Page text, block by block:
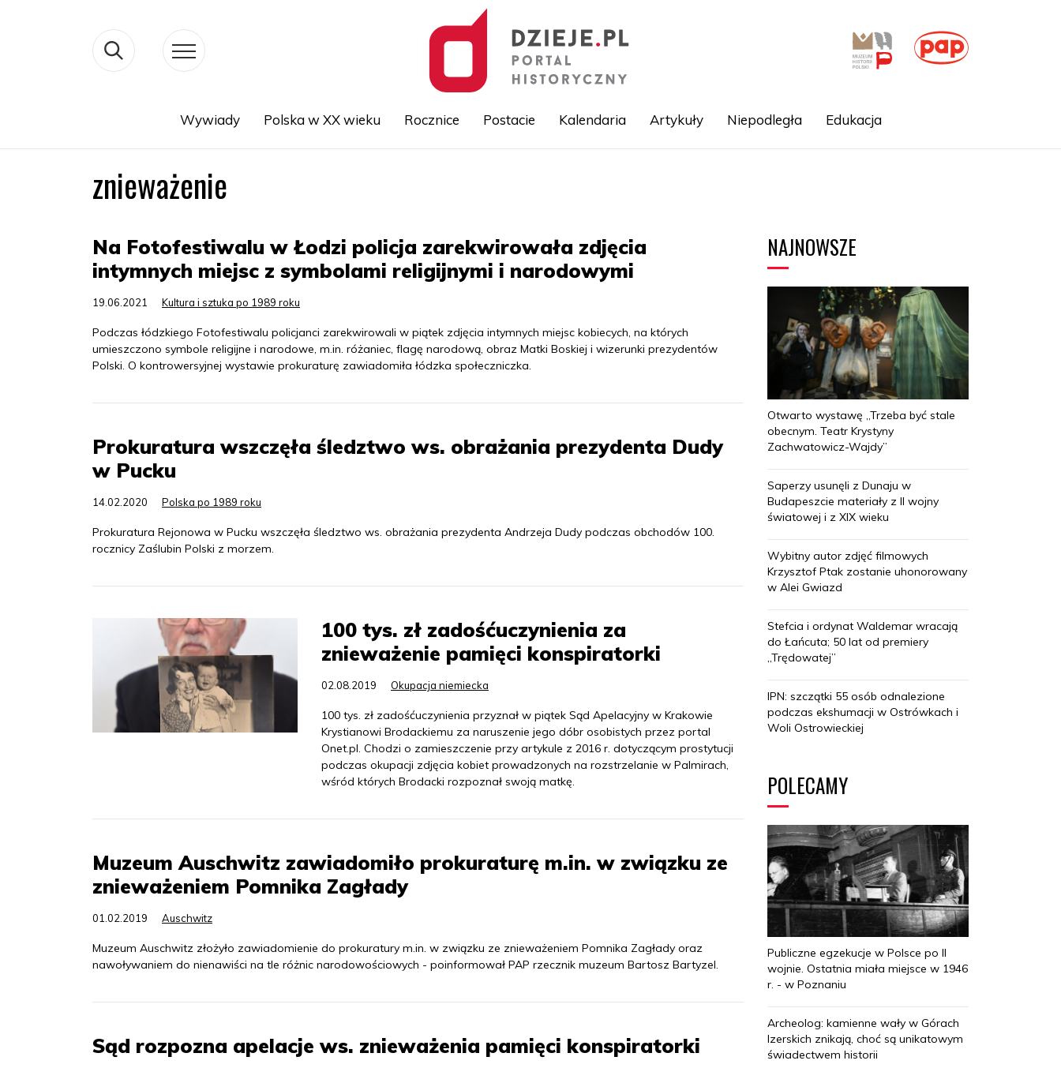
Wywiady Polska w XX wieku Rocznice Postacie Kalendaria Artykuły Niepodległa Edukacja
znieważenie
Na Fotofestiwalu w Łodzi policja zarekwirowała zdjęcia
intymnych miejsc z symbolami religijnymi i narodowymi
19.06.2021 Kultura i sztuka po 1989 roku
Podczas łódzkiego Fotofestiwalu policjanci zarekwirowali w piątek zdjęcia intymnych miejsc kobiecych, na których
umieszczono symbole religijne i narodowe, m.in. różaniec, flagę narodową, obraz Matki Boskiej i wizerunki prezydentów
Polski. O kontrowersyjnej wystawie prokuraturę zawiadomiła łódzka społeczniczka.
Prokuratura wszczęła śledztwo ws. obrażania prezydenta Dudy
w Pucku
14.02.2020 Polska po 1989 roku
Prokuratura Rejonowa w Pucku wszczęła śledztwo ws. obrażania prezydenta Andrzeja Dudy podczas obchodów 100.
rocznicy Zaślubin Polski z morzem.
100 tys. zł zadośćuczynienia za
znieważenie pamięci konspiratorki
02.08.2019 Okupacja niemiecka
100 tys. zł zadośćuczynienia przyznał w piątek Sąd Apelacyjny w Krakowie
Krystianowi Brodackiemu za naruszenie jego dóbr osobistych przez portal
Onet.pl. Chodzi o zamieszczenie przy artykule z 2016 r. dotyczącym prostytucji
podczas okupacji zdjęcia kobiet prowadzonych na rozstrzelanie w Palmirach,
wśród których Brodacki rozpoznał swoją matkę.
Muzeum Auschwitz zawiadomiło prokuraturę m.in. w związku ze
znieważeniem Pomnika Zagłady
01.02.2019 Auschwitz
Muzeum Auschwitz złożyło zawiadomienie do prokuratury m.in. w związku ze znieważeniem Pomnika Zagłady oraz
nawoływaniem do nienawiści na tle różnic narodowościowych - poinformował PAP rzecznik muzeum Bartosz Bartyzel.
Sąd rozpozna apelacje ws. znieważenia pamięci konspiratorki
NAJNOWSZE
Otwarto wystawę „Trzeba być stale
obecnym. Teatr Krystyny
Zachwatowicz-Wajdy”
Saperzy usunęli z Dunaju w
Budapeszcie materiały z II wojny
światowej i z XIX wieku
Wybitny autor zdjęć filmowych
Krzysztof Ptak zostanie uhonorowany
w Alei Gwiazd
Stefcia i ordynat Waldemar wracają
do Łańcuta; 50 lat od premiery
„Trędowatej”
IPN: szczątki 55 osób odnalezione
podczas ekshumacji w Ostrówkach i
Woli Ostrowieckiej
POLECAMY
Publiczne egzekucje w Polsce po II
wojnie. Ostatnia miała miejsce w 1946
r. - w Poznaniu
Archeolog: kamienne wały w Górach
Izerskich znikają, choć są unikatowym
świadectwem historii